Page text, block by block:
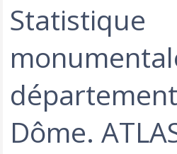
‎Statistique
Dôme.